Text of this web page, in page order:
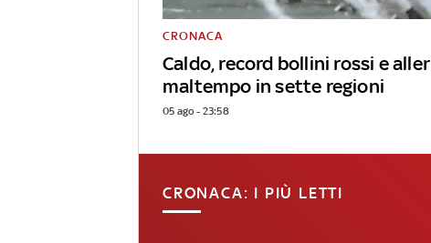
Caldo, record bollini rossi e
maltempo in sette regioni
CRONACA
05 ago - 23:58
CRONACA: I PIÙ LETTI